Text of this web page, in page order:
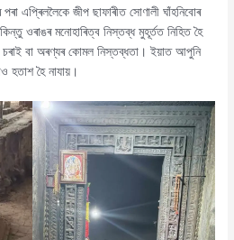
এপ্ৰিললৈকে জীপ ছাফাৰীত সোণালী ঘাঁহনিবোৰ
ওৰাঙৰ মনোহাৰিত্ব নিস্তব্ধ মুহূৰ্তত নিহিত হৈ
বা অৰণ্যৰ কোমল নিস্তব্ধতা। ইয়াত আপুনি
হতাশ হৈ নাযায়।